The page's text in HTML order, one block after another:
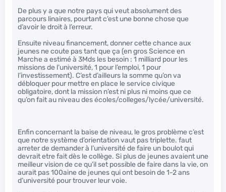
De plus y a que notre pays qui veut absolument des
parcours linaires, pourtant c’est une bonne chose que
d’avoir le droit à l’erreur.
Ensuite niveau financement, donner cette chance aux
jeunes ne coute pas tant que ça (en gros Science en
Marche a estimé à 3Mds les besoin : 1 milliard pour les
missions de l’université, 1 pour l’emploi, 1 pour
l’investissement). C’est d’ailleurs la somme qu’on va
débloquer pour mettre en place le service civique
obligatoire, dont la mission n’est ni plus ni moins que ce
qu’on fait au niveau des écoles/colleges/lycée/université.
Enfin concernant la baise de niveau, le gros problème c’est
que notre système d’orientation vaut pas triplette. faut
arreter de demander à l’université de faire un boulot qui
devrait etre fait dès le collège. Si plus de jeunes avaient une
meilleur vision de ce qu’il set possible de faire dans la vie, on
aurait pas 100aine de jeunes qui ont besoin de 1-2 ans
d’université pour trouver leur voie.